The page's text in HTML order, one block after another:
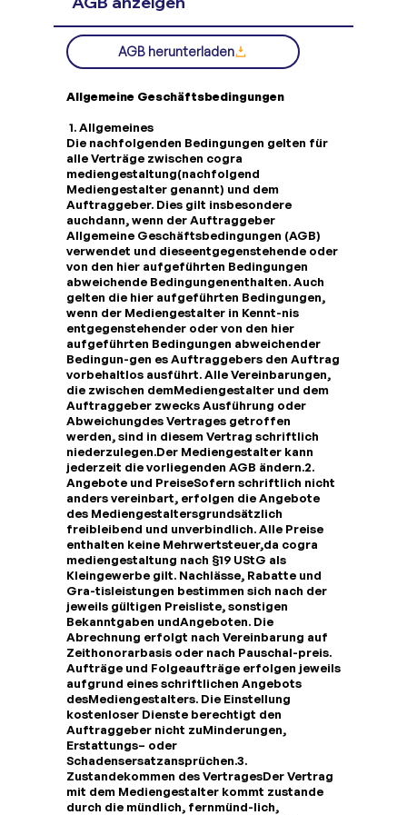
Allgemeine Geschäftsbedingungen
1. Allgemeines
Die nachfolgenden Bedingungen gelten für
alle Verträge zwischen cogra
mediengestaltung(nachfolgend
Mediengestalter genannt) und dem
Auftraggeber. Dies gilt insbesondere
auchdann, wenn der Auftraggeber
Allgemeine Geschäftsbedingungen (AGB)
verwendet und dieseentgegenstehende oder
von den hier aufgeführten Bedingungen
abweichende Bedingungenenthalten. Auch
gelten die hier aufgeführten Bedingungen,
wenn der Mediengestalter in Kennt-nis
entgegenstehender oder von den hier
aufgeführten Bedingungen abweichender
Bedingun-gen es Auftraggebers den Auftrag
vorbehaltlos ausführt. Alle Vereinbarungen,
die zwischen demMediengestalter und dem
Auftraggeber zwecks Ausführung oder
Abweichungdes Vertrages getroffen
werden, sind in diesem Vertrag schriftlich
niederzulegen.Der Mediengestalter kann
jederzeit die vorliegenden AGB ändern.​2.
Angebote und PreiseSofern schriftlich nicht
anders vereinbart, erfolgen die Angebote
des Mediengestaltersgrundsätzlich
freibleibend und unverbindlich. Alle Preise
enthalten keine Mehrwertsteuer,da cogra
mediengestaltung nach §19 UStG als
Kleingewerbe gilt. Nachlässe, Rabatte und
Gra-tisleistungen bestimmen sich nach der
jeweils gültigen Preisliste, sonstigen
Bekanntgaben undAngeboten. Die
Abrechnung erfolgt nach Vereinbarung auf
Zeithonorarbasis oder nach Pauschal-preis.
Aufträge und Folgeaufträge erfolgen jeweils
aufgrund eines schriftlichen Angebots
desMediengestalters. Die Einstellung
kostenloser Dienste berechtigt den
Auftraggeber nicht zuMinderungen,
Erstattungs– oder
Schadensersatzansprüchen.​3.
Zustandekommen des VertragesDer Vertrag
mit dem Mediengestalter kommt zustande
durch die mündlich, fernmünd-lich,
AGB herunterladen